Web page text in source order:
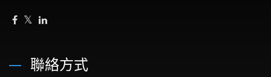
聯絡方式